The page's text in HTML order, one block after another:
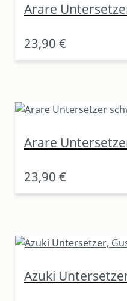
Arare
23,90 €
Arare
23,90 €
Azuki